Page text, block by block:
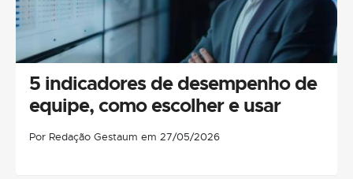
5 indicadores de desempenho de
equipe, como escolher e usar
Por Redação Gestaum em 27/05/2026